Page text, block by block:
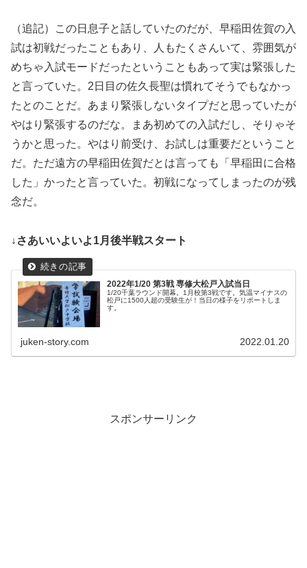
（追記）この日息子と話していたのだが、早稲田佐賀の入
試は初戦だったこともあり、人もたくさんいて、雰囲気が
めちゃ入試モードだったということもあって実は緊張した
と言っていた。2日目の佐久長聖は慣れてそうでもなかっ
たとのことだ。あまり緊張しないタイプだと思っていたが
やはり緊張するのだな。まあ初めての入試だし、そりゃそ
うかと思った。やはり前受け、お試しは重要だということ
だ。ただ遠方の早稲田佐賀だとは言っても「早稲田に合格
した」かったと言っていた。初戦になってしまったのが残
念だ。
↓さあいいよいよ1月後半戦スタート
2022年1/20 第3戦 専修大松戸入試当日
1/20千葉ラウンド開幕。1月校第3戦です。気温マイナスの
松戸に1500人超の受験生が！当日の様子をリポートしま
す。
juken-story.com 2022.01.20
スポンサーリンク